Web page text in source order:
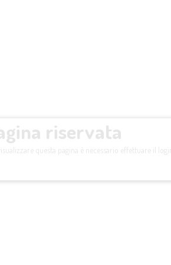
riservata
questa pagina è necessario effettuare il login